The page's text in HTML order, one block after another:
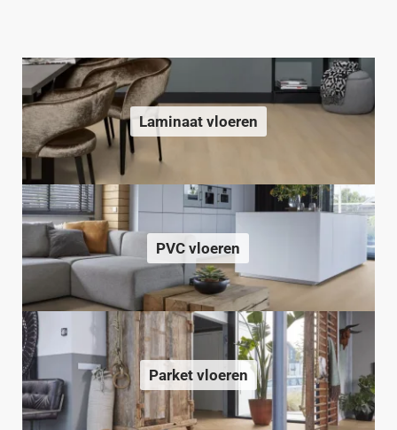
Laminaat vloeren
PVC vloeren
Parket vloeren